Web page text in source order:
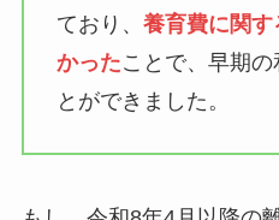
ており、 養育費に関
かったことで、早期
とができました。